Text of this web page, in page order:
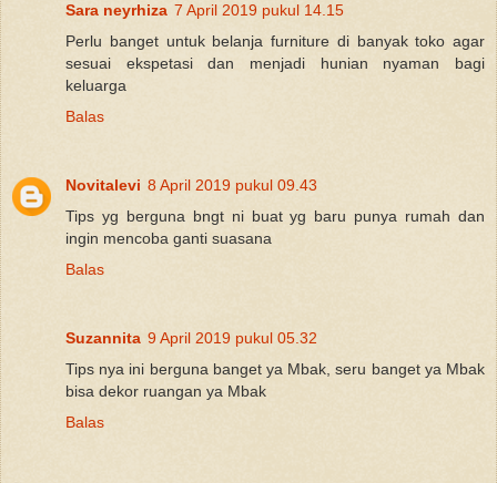
Sara neyrhiza 7 April 2019 pukul 14.15
Perlu banget untuk belanja furniture di banyak toko agar
sesuai ekspetasi dan menjadi hunian nyaman bagi
keluarga
Balas
Novitalevi 8 April 2019 pukul 09.43
Tips yg berguna bngt ni buat yg baru punya rumah dan
ingin mencoba ganti suasana
Balas
Suzannita 9 April 2019 pukul 05.32
Tips nya ini berguna banget ya Mbak, seru banget ya Mbak
bisa dekor ruangan ya Mbak
Balas